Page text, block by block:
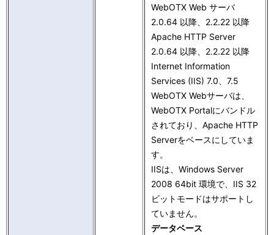
WebOTX Web サーバ
2.0.64 以降、2.2.22 以降
Apache HTTP Server
2.0.64 以降、2.2.22 以降
Internet Information
Services (IIS) 7.0、7.5
WebOTX Webサーバは、
WebOTX Portalにバンドル
されており、Apache HTTP
Serverをベースにしていま
す。
IISは、Windows Server
2008 64bit 環境で、IIS 32
ビットモードはサポートし
ていません。
データベース